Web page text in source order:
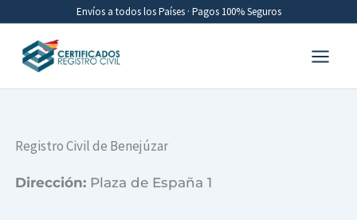
contenido
Envíos a todos los Países · Pagos 100% Seguros
Registro Civil de Benejúzar
Dirección: Plaza de España 1